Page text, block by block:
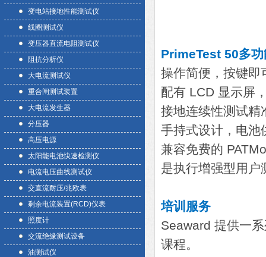
变电站接地性能测试仪
线圈测试仪
变压器直流电阻测试仪
阻抗分析仪
大电流测试仪
重合闸测试装置
大电流发生器
分压器
高压电源
太阳能电池快速检测仪
电流电压曲线测试仪
交直流耐压/兆欧表
剩余电流装置(RCD)仪表
照度计
交流绝缘测试设备
油测试仪
PrimeTest 50多
操作简便，按键即
配有 LCD 显示屏
接地连续性测试精
手持式设计，电池
兼容免费的
是执行增强型用户
培训服务
Seaward 提供一
课程。